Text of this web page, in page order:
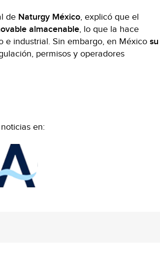
de Naturgy México, explicó que el
almacenable, lo que la hace
e industrial. Sin embargo, en México su
permisos y operadores
en: